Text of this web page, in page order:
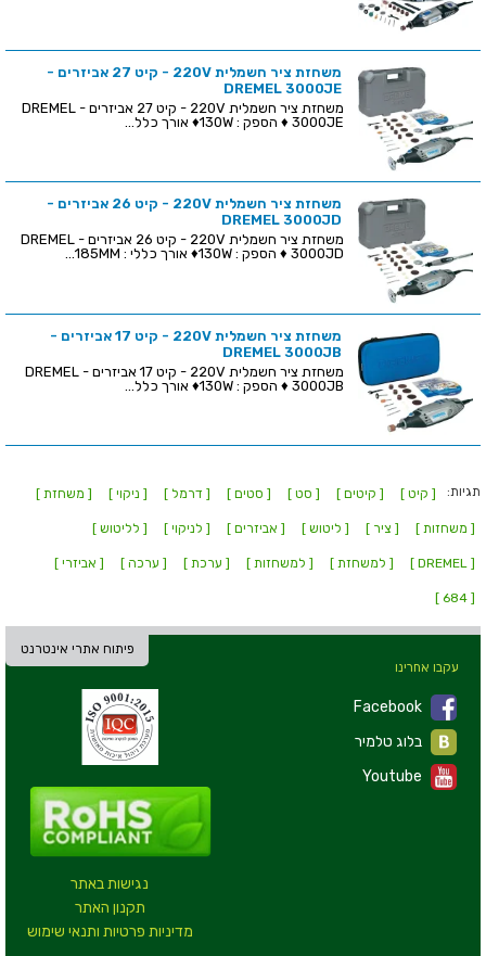
משחזת ציר חשמלית 220V - קיט 27 אביזרים -
DREMEL 3000JE
משחזת ציר חשמלית 220V - קיט 27 אביזרים - DREMEL
3000JE ♦ הספק : 130W♦ אורך כלל...
משחזת ציר חשמלית 220V - קיט 26 אביזרים -
DREMEL 3000JD
משחזת ציר חשמלית 220V - קיט 26 אביזרים - DREMEL
3000JD ♦ הספק : 130W♦ אורך כללי : 185MM...
משחזת ציר חשמלית 220V - קיט 17 אביזרים -
DREMEL 3000JB
משחזת ציר חשמלית 220V - קיט 17 אביזרים - DREMEL
3000JB ♦ הספק : 130W♦ אורך כלל...
תגיות: [ קיט ] [ קיטים ] [ סט ] [ סטים ] [ דרמל ] [ ניקוי ] [ משחזת ]
[ משחזות ] [ ציר ] [ ליטוש ] [ אביזרים ] [ לניקוי ] [ לליטוש ]
[ DREMEL ] [ למשחזת ] [ למשחזות ] [ ערכת ] [ ערכה ] [ אביזרי ]
[ 684 ]
פיתוח אתרי אינטרנט
נגישות באתר
תקנון האתר
מדיניות פרטיות ותנאי שימוש
עקבו אחרינו
Facebook
Youtube